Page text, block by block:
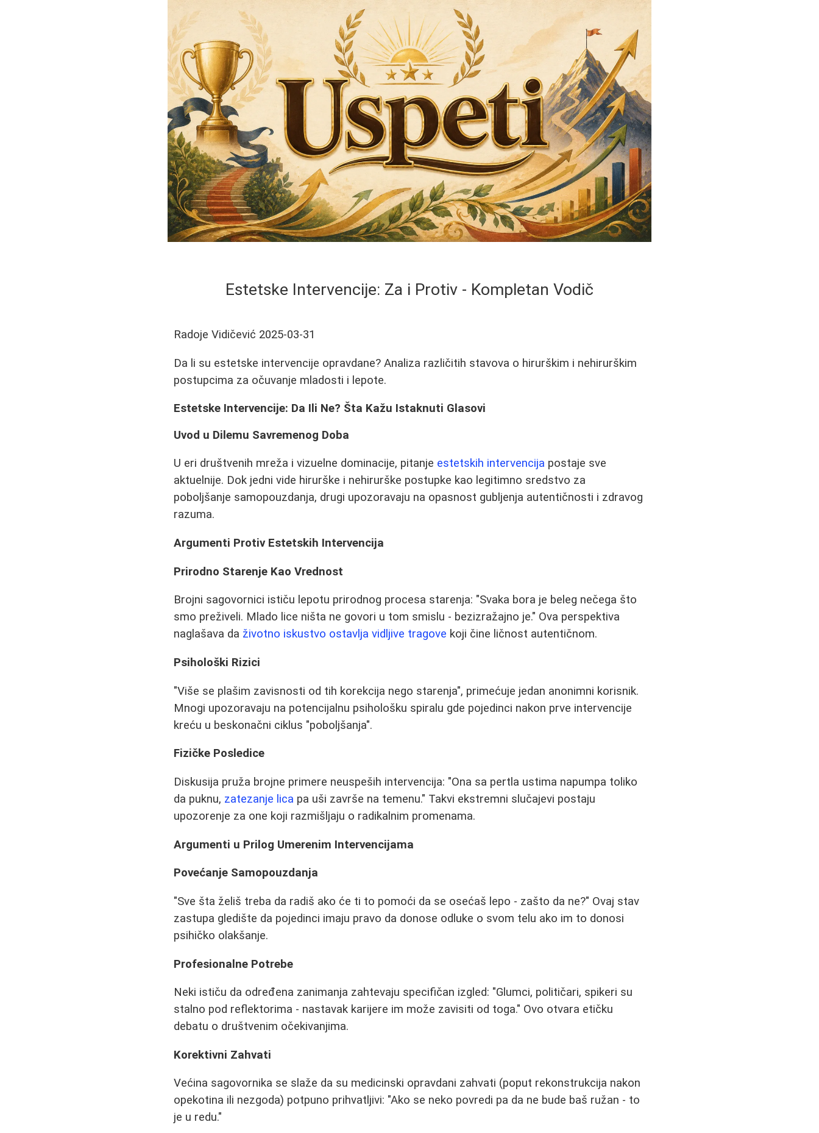
Estetske Intervencije: Za i Protiv - Kompletan Vodič
Radoje Vidičević 2025-03-31
Da li su estetske intervencije opravdane? Analiza različitih stavova o hirurškim i nehirurškim
postupcima za očuvanje mladosti i lepote.
Estetske Intervencije: Da Ili Ne? Šta Kažu Istaknuti Glasovi
Uvod u Dilemu Savremenog Doba
U eri društvenih mreža i vizuelne dominacije, pitanje estetskih intervencija postaje sve
aktuelnije. Dok jedni vide hirurške i nehirurške postupke kao legitimno sredstvo za
poboljšanje samopouzdanja, drugi upozoravaju na opasnost gubljenja autentičnosti i zdravog
razuma.
Argumenti Protiv Estetskih Intervencija
Prirodno Starenje Kao Vrednost
Brojni sagovornici ističu lepotu prirodnog procesa starenja: "Svaka bora je beleg nečega što
smo preživeli. Mlado lice ništa ne govori u tom smislu - bezizražajno je." Ova perspektiva
naglašava da životno iskustvo ostavlja vidljive tragove koji čine ličnost autentičnom.
Psihološki Rizici
"Više se plašim zavisnosti od tih korekcija nego starenja", primećuje jedan anonimni korisnik.
Mnogi upozoravaju na potencijalnu psihološku spiralu gde pojedinci nakon prve intervencije
kreću u beskonačni ciklus "poboljšanja".
Fizičke Posledice
Diskusija pruža brojne primere neuspeših intervencija: "Ona sa pertla ustima napumpa toliko
da puknu, zatezanje lica pa uši završe na temenu." Takvi ekstremni slučajevi postaju
upozorenje za one koji razmišljaju o radikalnim promenama.
Argumenti u Prilog Umerenim Intervencijama
Povećanje Samopouzdanja
"Sve šta želiš treba da radiš ako će ti to pomoći da se osećaš lepo - zašto da ne?" Ovaj stav
zastupa gledište da pojedinci imaju pravo da donose odluke o svom telu ako im to donosi
psihičko olakšanje.
Profesionalne Potrebe
Neki ističu da određena zanimanja zahtevaju specifičan izgled: "Glumci, političari, spikeri su
stalno pod reflektorima - nastavak karijere im može zavisiti od toga." Ovo otvara etičku
debatu o društvenim očekivanjima.
Korektivni Zahvati
Većina sagovornika se slaže da su medicinski opravdani zahvati (poput rekonstrukcija nakon
opekotina ili nezgoda) potpuno prihvatljivi: "Ako se neko povredi pa da ne bude baš ružan - to
je u redu."